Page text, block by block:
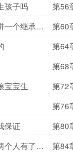
孩子吗
第56
是
一个继承人
第60
第64
第68
宝宝生
第72
第76
我
保证
第80
个人有了宝
第84